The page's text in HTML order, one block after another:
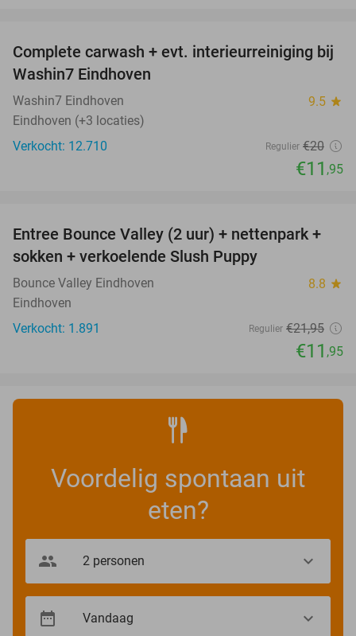
40%
Complete carwash + evt. interieurreiniging bij
Washin7 Eindhoven
Washin7 Eindhoven 9.5 star
Eindhoven (+3 locaties)
Verkocht: 12.710
Regulier €20
€11 ,95
46%
Entree Bounce Valley (2 uur) + nettenpark +
sokken + verkoelende Slush Puppy
Bounce Valley Eindhoven 8.8 star
Eindhoven
Verkocht: 1.891
Regulier €21,95
€11 ,95
Voordelig spontaan uit
eten?